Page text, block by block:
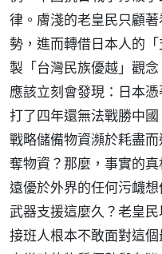
律。膚淺的老皇民只顧
勢，進而轉借日本人的
製「台灣民族優越」觀
應該立刻會發現：日本
打了四年還無法戰勝中
戰略儲備物資瀕於耗盡
奪物資？那麼，事實的
遠優於外界的任何污衊
武器支援這麼久？老皇
接班人根本不敢面對這